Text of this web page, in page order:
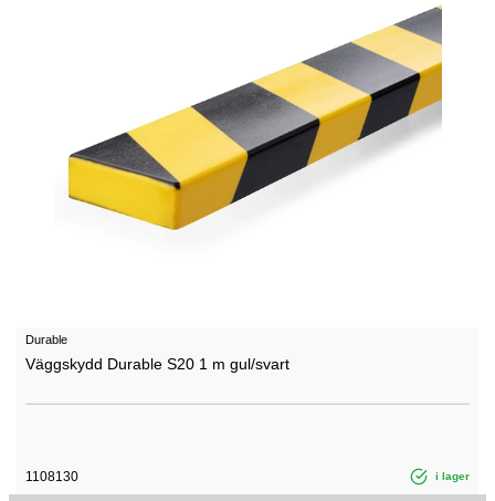
Durable
Väggskydd Durable S20 1 m gul/svart
1108130 i lager